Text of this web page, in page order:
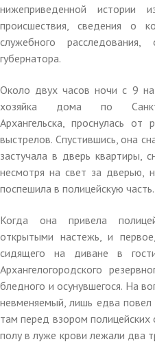
нижеприведенной истории
происшествия, сведения о
служебного расследования,
губернатора.
Около двух часов ночи с 9 на
хозяйка дома по Санкт-
Архангельска, проснулась
выстрелов. Спустившись, она
застучала в дверь квартиры,
несмотря на свет за дверью,
поспешила в полицейскую часть.
Когда она привела
открытыми настежь, и
сидящего на диване в
Архангелогородского
бледного и осунувшегося. На
невменяемый, лишь едва повел
там перед взором полицейских
полу в луже крови лежали два